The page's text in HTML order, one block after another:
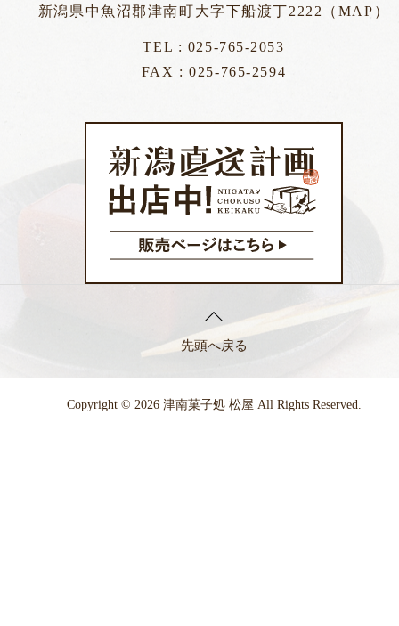
新潟県中魚沼郡津南町大字下船渡丁2222（ MAP ）
TEL : 025-765-2053
FAX : 025-765-2594
先頭へ戻る
Copyright © 2026 津南菓子処 松屋 All Rights Reserved.